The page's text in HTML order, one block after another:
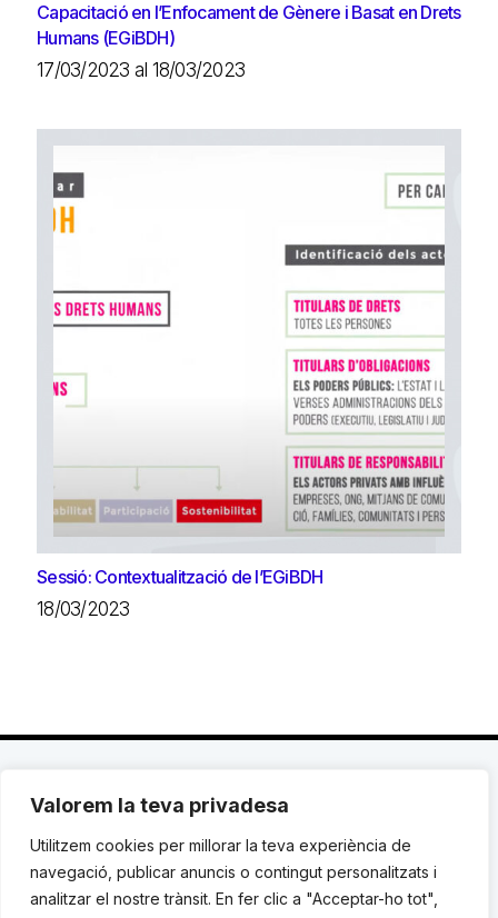
Valorem la teva privadesa
Utilitzem cookies per millorar la teva experiència de
navegació, publicar anuncis o contingut personalitzats i
analitzar el nostre trànsit. En fer clic a "Acceptar-ho tot",
Capacitació en l’Enfocament de Gènere i Basat en Drets
Humans (EGiBDH)
17/03/2023 al 18/03/2023
Sessió: Contextualització de l’EGiBDH
18/03/2023
C. Avinyó 44, 2n | 08002 Barcelona |
119 03 72|institut@idhc.org
© Institut de Drets Humans de Catalunya.